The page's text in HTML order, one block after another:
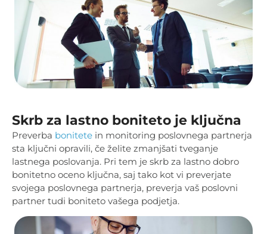
Skrb za lastno boniteto je ključna
Preverba bonitete in monitoring poslovnega partnerja
sta ključni opravili, če želite zmanjšati tveganje
lastnega poslovanja. Pri tem je skrb za lastno dobro
bonitetno oceno ključna, saj tako kot vi preverjate
svojega poslovnega partnerja, preverja vaš poslovni
partner tudi boniteto vašega podjetja.